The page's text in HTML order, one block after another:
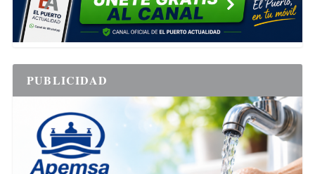
PUBLICIDAD